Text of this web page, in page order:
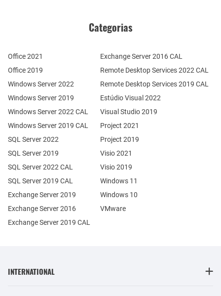
Categorias
Office 2021
Office 2019
Windows Server 2022
Windows Server 2019
Exchange Server 2019
Exchange Server 2016
SQL Server 2022
SQL Server 2019
Windows Server 2022 CAL
Windows Server 2019 CAL
SQL Server 2022 CAL
SQL Server 2019 CAL
Remote Desktop Services 2022 CAL
Remote Desktop Services 2019 CAL
Exchange Server 2019 CAL
Exchange Server 2016 CAL
Estúdio Visual 2022
Visual Studio 2019
Project 2021
Project 2019
Visio 2021
Visio 2019
Windows 11
Windows 10
VMware
INTERNATIONAL